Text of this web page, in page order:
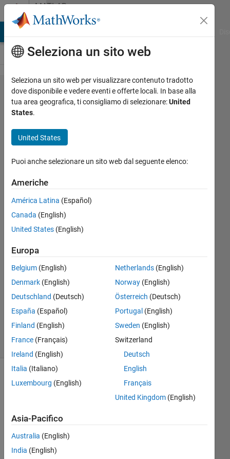
Vai al contenutoMATLAB
Answers
How to
avoid
rounding
data ?
Mahesh
Dhanekula
30 Set
1
Risposta
Aggiornato
30 Set
2020
15
Visualizzazioni
(30 giorni)
Mostra
I
Seleziona un sito web
Seleziona un sito web per visualizzare contenuto tradotto
dove disponibile e vedere eventi e offerte locali. In base alla
tua area geografica, ti consigliamo di selezionare:United
States.
United States
Puoi anche selezionare un sito web dal seguente elenco:
Americhe
América Latina (Español)
Canada (English)
United States (English)
Europa
Belgium (English)
Denmark (English)
Deutschland (Deutsch)
España (Español)
Finland (English)
France (Français)
Ireland (English)
Italia (Italiano)
Luxembourg (English)
Netherlands(English)
Norway(English)
Österreich (Deutsch)
Portugal (English)
Sweden (English)
Switzerland
Deutsch
English
Français
United Kingdom(English)
Asia-Pacifico
Australia (English)
India (English)